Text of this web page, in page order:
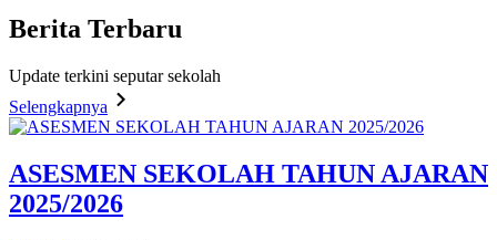
Berita Terbaru
Update terkini seputar sekolah
Selengkapnya
ASESMEN SEKOLAH TAHUN AJARAN
2025/2026